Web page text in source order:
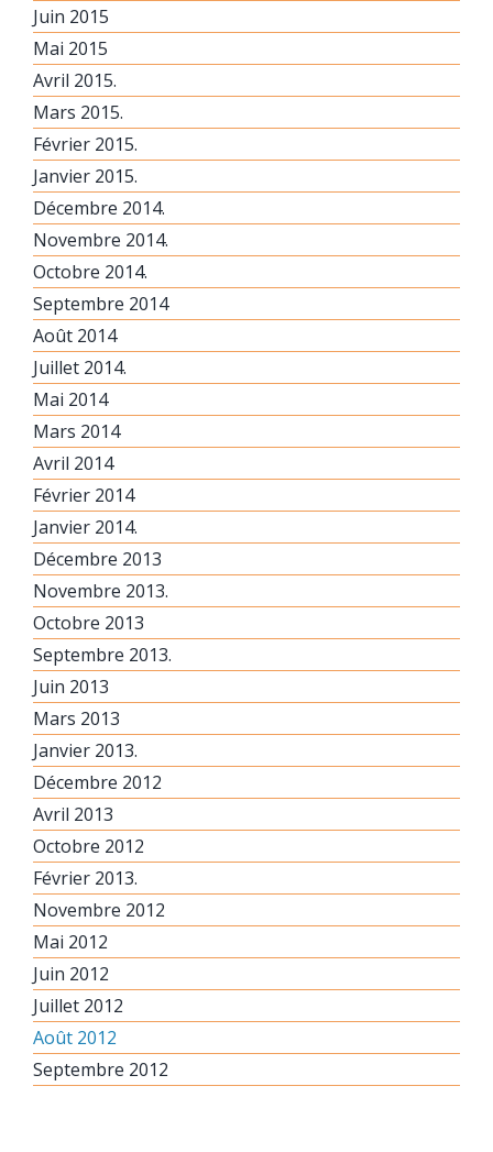
Juin 2015
Mai 2015
Avril 2015.
Mars 2015.
Février 2015.
Janvier 2015.
Décembre 2014.
Novembre 2014.
Octobre 2014.
Septembre 2014
Août 2014
Juillet 2014.
Mai 2014
Mars 2014
Avril 2014
Février 2014
Janvier 2014.
Décembre 2013
Novembre 2013.
Octobre 2013
Septembre 2013.
Juin 2013
Mars 2013
Janvier 2013.
Décembre 2012
Avril 2013
Octobre 2012
Février 2013.
Novembre 2012
Mai 2012
Juin 2012
Juillet 2012
Août 2012
Septembre 2012